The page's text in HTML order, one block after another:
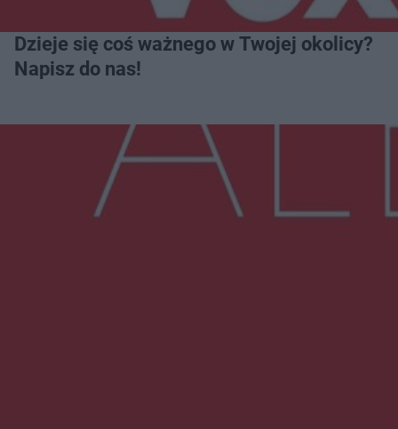
Dzieje się coś ważnego w Twojej okolicy?
Napisz do nas!
Więcej